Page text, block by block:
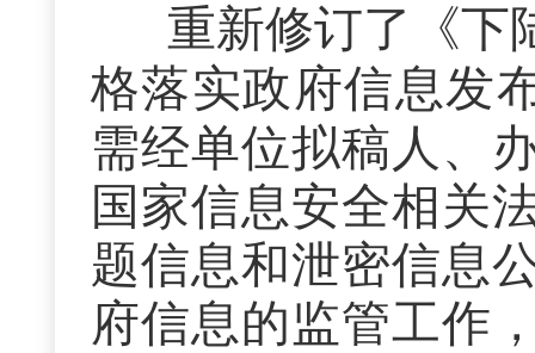
重新修订了《下
格落实政府信息发
需经单位拟稿人、
国家信息安全相关
题信息和泄密信息
府信息的监管工作